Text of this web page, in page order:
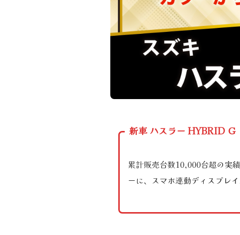
新車 ハスラー HYBRID
累計販売台数10,000台超の実
ーに、スマホ連動ディスプレ